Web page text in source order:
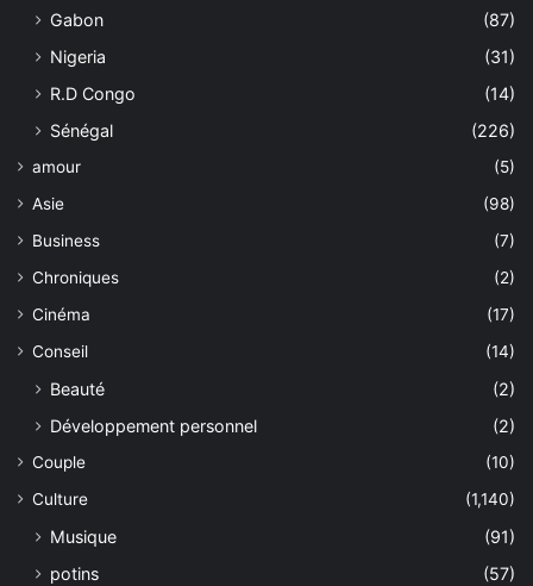
Gabon
(87)
Nigeria
(31)
R.D Congo
(14)
Sénégal
(226)
amour
(5)
Asie
(98)
Business
(7)
Chroniques
(2)
Cinéma
(17)
Conseil
(14)
Beauté
(2)
Développement personnel
(2)
Couple
(10)
Culture
(1,140)
Musique
(91)
potins
(57)